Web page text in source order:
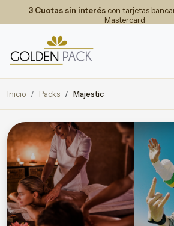
3 Cuotas sin interéscon tarjetas
Mastercard
Inicio Packs Majestic